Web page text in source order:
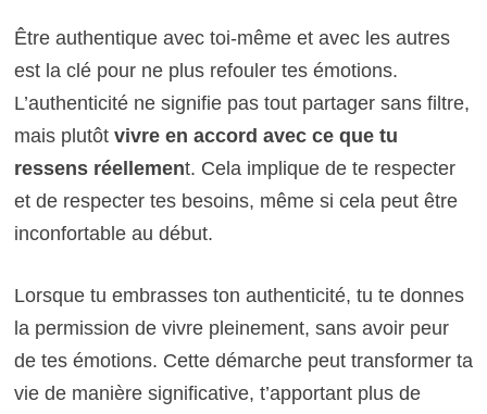
Être authentique avec toi-même et avec les autres
est la clé pour ne plus refouler tes émotions.
L’authenticité ne signifie pas tout partager sans filtre,
mais plutôt vivre en accord avec ce que tu
ressens réellement. Cela implique de te respecter
et de respecter tes besoins, même si cela peut être
inconfortable au début.
Lorsque tu embrasses ton authenticité, tu te donnes
la permission de vivre pleinement, sans avoir peur
de tes émotions. Cette démarche peut transformer ta
vie de manière significative, t’apportant plus de